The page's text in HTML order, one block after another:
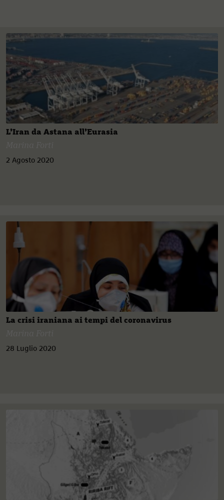
L’Iran da Astana all’Eurasia
2 Agosto 2020
La crisi iraniana ai tempi del coronavirus
28 Luglio 2020